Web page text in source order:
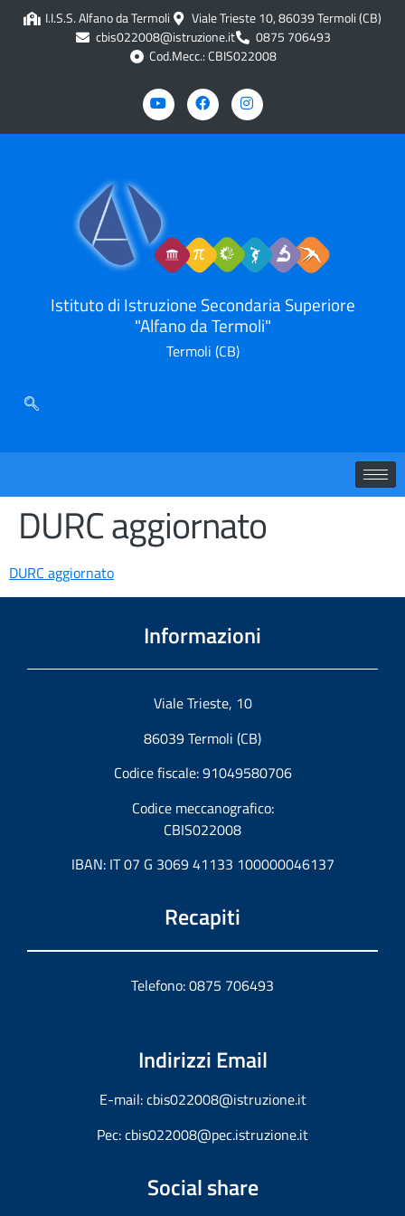
contenutoI.I.S.S. Alfano da Termoli
Viale Trieste 10, 86039 Termoli (CB)
cbis022008@istruzione.it
0875 706493
Cod.Mecc.: CBIS022008
Istituto di Istruzione Secondaria Superiore
"Alfano da Termoli"
Termoli (CB)
DURC aggiornato
DURC aggiornato
Informazioni
Viale Trieste, 10
86039 Termoli (CB)
Codice fiscale: 91049580706
Codice meccanografico:
CBIS022008
IBAN: IT 07 G 3069 41133 100000046137
Recapiti
Telefono: 0875 706493
Indirizzi Email
E-mail:cbis022008@istruzione.it
Pec:cbis022008@pec.istruzione.it
Social share